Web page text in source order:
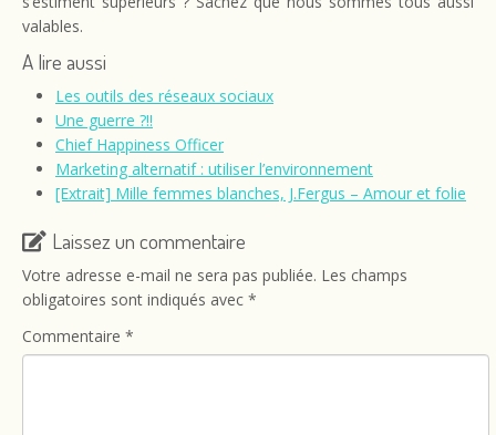
valables.
A lire aussi
Les outils des réseaux sociaux
Une guerre ?!!
Chief Happiness Officer
Marketing alternatif : utiliser l’environnement
[Extrait] Mille femmes blanches, J.Fergus – Amour et folie
Laissez un commentaire
Votre adresse e-mail ne sera pas publiée. Les champs
obligatoires sont indiqués avec *
Commentaire *